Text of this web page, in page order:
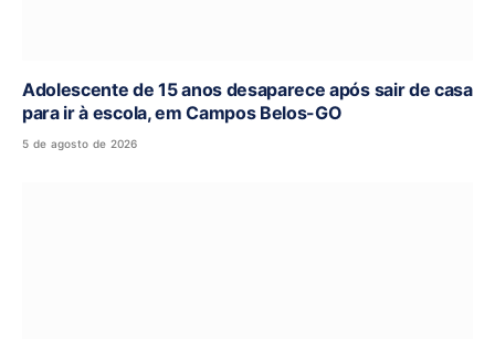
Adolescente de 15 anos desaparece após sair de casa
para ir à escola, em Campos Belos-GO
5 de agosto de 2026